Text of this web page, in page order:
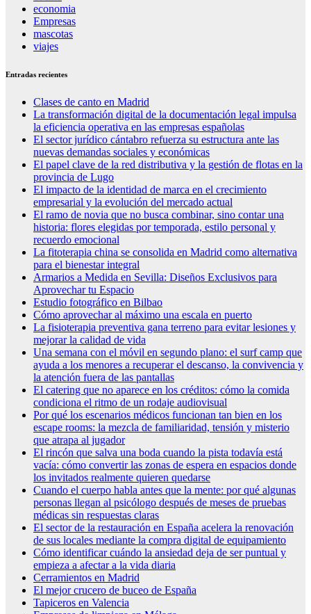
economia
Empresas
mascotas
viajes
Entradas recientes
Clases de canto en Madrid
La transformación digital de la documentación legal impulsa
la eficiencia operativa en las empresas españolas
El sector jurídico cántabro refuerza su estructura ante las
nuevas demandas sociales y económicas
El papel clave de la red distributiva y la gestión de flotas en la
provincia de Lugo
El impacto de la identidad de marca en el crecimiento
empresarial y la evolución del mercado actual
El ramo de novia que no busca combinar, sino contar una
historia: flores elegidas por temporada, estilo personal y
recuerdo emocional
La fitoterapia china se consolida en Madrid como alternativa
para el bienestar integral
Armarios a Medida en Sevilla: Diseños Exclusivos para
Aprovechar tu Espacio
Estudio fotográfico en Bilbao
Cómo aprovechar al máximo una escala en puerto
La fisioterapia preventiva gana terreno para evitar lesiones y
mejorar la calidad de vida
Una semana con el móvil en segundo plano: el surf camp que
ayuda a los menores a recuperar el descanso, la convivencia y
la atención fuera de las pantallas
El catering que no aparece en los créditos: cómo la comida
condiciona el ritmo de un rodaje audiovisual
Por qué los escenarios médicos funcionan tan bien en los
escape rooms: la mezcla de familiaridad, tensión y misterio
que atrapa al jugador
El rincón que salva una boda cuando la pista todavía está
vacía: cómo convertir las zonas de espera en espacios donde
los invitados realmente quieren quedarse
Cuando el cuerpo habla antes que la mente: por qué algunas
personas llegan al psicólogo después de meses de pruebas
médicas sin respuestas claras
El sector de la restauración en España acelera la renovación
de sus locales mediante la compra digital de equipamiento
Cómo identificar cuándo la ansiedad deja de ser puntual y
empieza a afectar a la vida diaria
Cerramientos en Madrid
El mejor crucero de buceo de España
Tapiceros en Valencia